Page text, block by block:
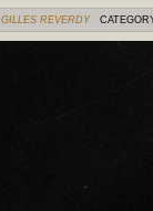
GILLES REVERDY